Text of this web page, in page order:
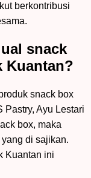
berkontribusi
snack
Kuantan?
snack box
Pastry, Ayu Lestari
box, maka
di sajikan.
Kuantan ini